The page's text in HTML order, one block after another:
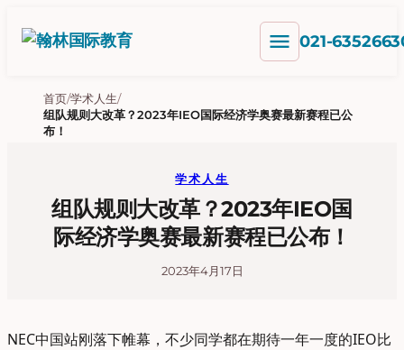
menu 021-
首页/学术人生/
组队规则大改革？2023年IEO国际经济学奥赛最新赛程已公
布！
学术人生
组队规则大改革？2023年IEO国
际经济学奥赛最新赛程已公布！
2023年4月17日
NEC中国站刚落下帷幕，不少同学都在期待一年一度的IEO比